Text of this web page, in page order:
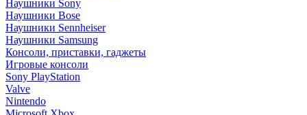
Наушники Sony
Наушники Bose
Наушники Sennheiser
Наушники Samsung
Консоли, приставки, гаджеты
Игровые консоли
Sony PlayStation
Valve
Nintendo